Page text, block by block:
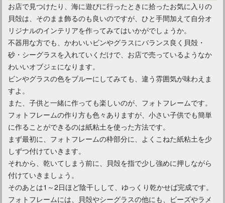
お店で見つけたり、海に遊びに行ったときに拾ったお気に入りの
貝殻は、そのまま飾るのも良いのですが、ひと手間加えて自分オ
リジナルのインテリアを作ってみてはいかがでしょうか。
不器用な方でも、かわいいビンやグラスにバランス良く貝殻・
砂・シーグラスを入れていくだけで、お店で売っているようなか
わいいオブジェになります。
ビンやグラスの色をブルーにしてみても、違う雰囲気が味わえま
すよ。
また、子供と一緒に作っても楽しいのが、フォトフレームです。
フォトフレームの作り方も色々ありますが、小さい子供でも簡単
に作ることができるのは紙粘土を使った方法です。
まず最初に、フォトフレームの枠部分に、よくこねた紙粘土を少
しずつ付けていきます。
それから、乾いてしまう前に、貝殻を指で少し強めに押しながら
付けていきましょう。
そのあとは1～2日ほど陰干しして、ゆっくり乾かせば完成です。
フォトフレームには、貝殻やシーグラスの他にも、ビーズやラメ